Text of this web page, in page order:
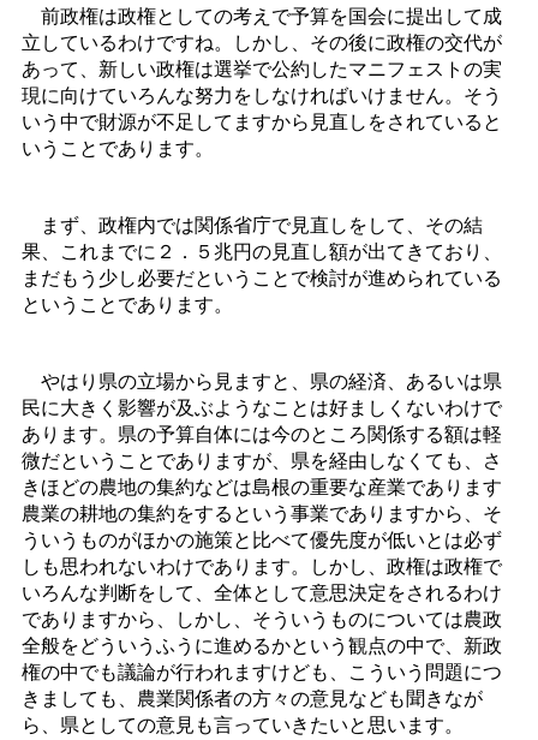
前政権は政権としての考えで予算を国会に提出して成
立しているわけですね。しかし、その後に政権の交代が
あって、新しい政権は選挙で公約したマニフェストの実
現に向けていろんな努力をしなければいけません。そう
いう中で財源が不足してますから見直しをされていると
いうことであります。
まず、政権内では関係省庁で見直しをして、その結
果、これまでに２．５兆円の見直し額が出てきており、
まだもう少し必要だということで検討が進められている
ということであります。
やはり県の立場から見ますと、県の経済、あるいは県
民に大きく影響が及ぶようなことは好ましくないわけで
あります。県の予算自体には今のところ関係する額は軽
微だということでありますが、県を経由しなくても、さ
きほどの農地の集約などは島根の重要な産業であります
農業の耕地の集約をするという事業でありますから、そ
ういうものがほかの施策と比べて優先度が低いとは必ず
しも思われないわけであります。しかし、政権は政権で
いろんな判断をして、全体として意思決定をされるわけ
でありますから、しかし、そういうものについては農政
全般をどういうふうに進めるかという観点の中で、新政
権の中でも議論が行われますけども、こういう問題につ
きましても、農業関係者の方々の意見なども聞きなが
ら、県としての意見も言っていきたいと思います。